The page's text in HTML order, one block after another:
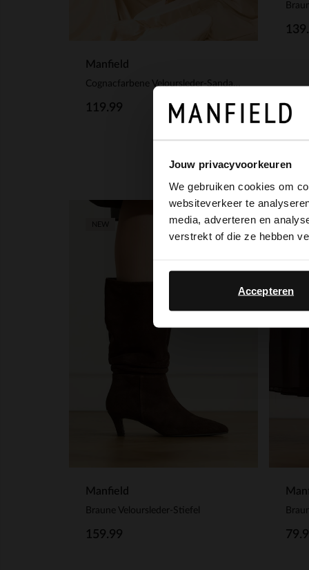
Jouw privacyvoorkeuren
We gebruiken cookies om
websiteverkeer te
media, adverteren en
verstrekt of die ze hebben
Accepteren
Manfield
Cognacfarbene Veloursleder-Sandaletten
119.99
Manfield
Braune Veloursleder-Stiefel
159.99
-20%